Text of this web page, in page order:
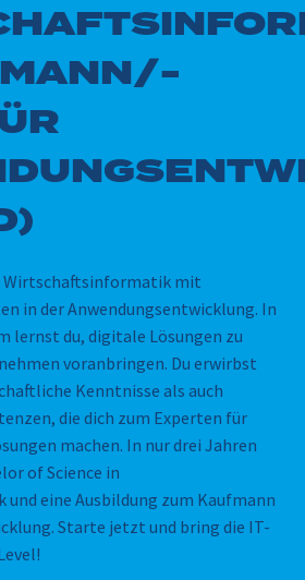
Wirtschaftsinformatik mit
in der Anwendungsentwicklung. In
lernst du, digitale Lösungen zu
voranbringen. Du erwirbst
Kenntnisse als auch
die dich zum Experten für
machen. In nur drei Jahren
of Science in
eine Ausbildung zum Kaufmann
Starte jetzt und bring die IT-